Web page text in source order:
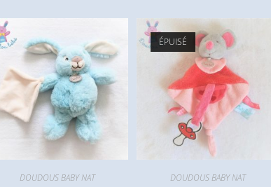
DOUDOUS BABY NAT
ÉPUISÉ
DOUDOUS BABY NAT